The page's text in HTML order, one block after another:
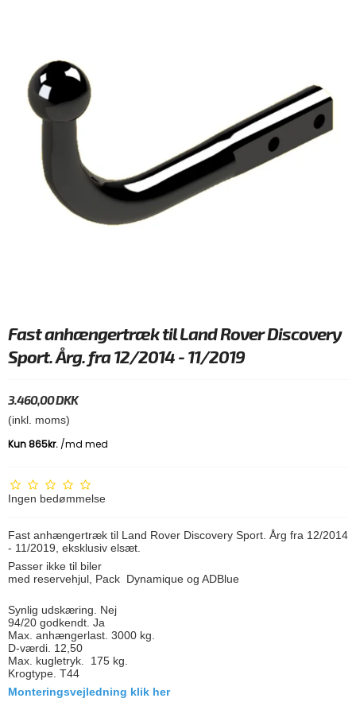
Fast anhængertræk til Land Rover Discovery
Sport. Årg. fra 12/2014 - 11/2019
3.460,00 DKK
(inkl. moms)
Ingen bedømmelse
Fast anhængertræk til Land Rover Discovery Sport. Årg fra 12/2014
- 11/2019, eksklusiv elsæt.
Passer ikke til biler
med reservehjul, Pack Dynamique og ADBlue
Synlig udskæring. Nej
94/20 godkendt. Ja
Max. anhængerlast. 3000 kg.
D-værdi. 12,50
Max. kugletryk. 175 kg.
Krogtype. T44
Monteringsvejledning klik her